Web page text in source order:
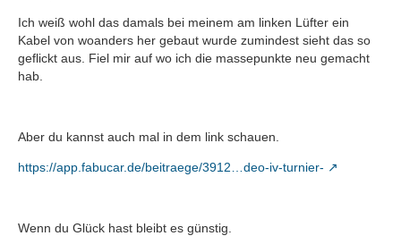
Ich weiß wohl das damals bei meinem am linken Lüfter ein
Kabel von woanders her gebaut wurde zumindest sieht das so
geflickt aus. Fiel mir auf wo ich die massepunkte neu gemacht
hab.
Aber du kannst auch mal in dem link schauen.
https://app.fabucar.de/beitraege/3912…deo-iv-turnier-
Wenn du Glück hast bleibt es günstig.